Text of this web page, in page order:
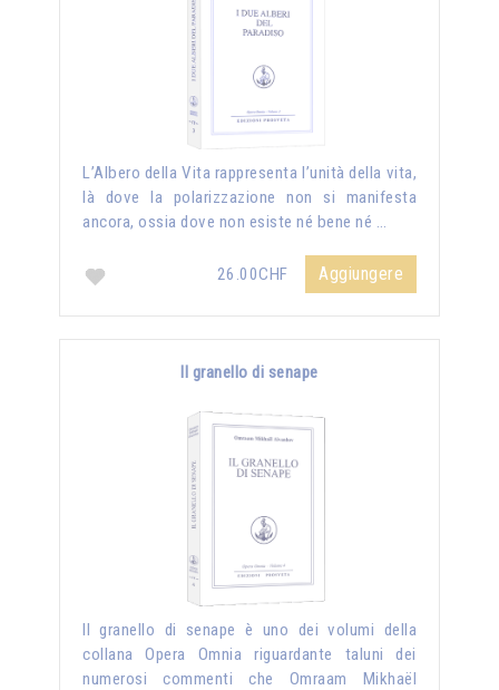
L’Albero della Vita rappresenta l’unità della vita,
là dove la polarizzazione non si manifesta
ancora, ossia dove non esiste né bene né …
26.00CHF Aggiungere
Il granello di senape
Il granello di senape è uno dei volumi della
collana Opera Omnia riguardante taluni dei
numerosi commenti che Omraam Mikhaël